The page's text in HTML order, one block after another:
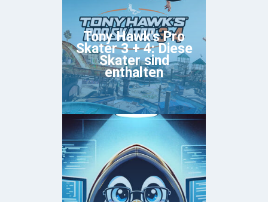
Tony Hawk's Pro
Skater 3 + 4: Diese
Skater sind
enthalten